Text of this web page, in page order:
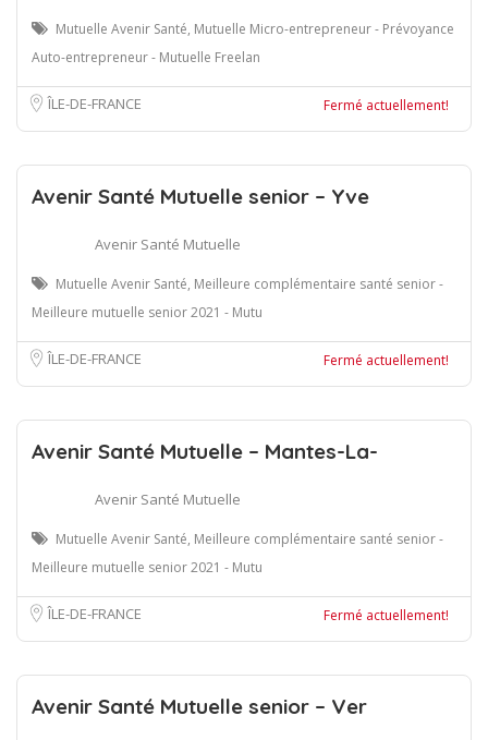
Mutuelle Avenir Santé, Mutuelle Micro-entrepreneur - Prévoyance
Auto-entrepreneur - Mutuelle Freelan
ÎLE-DE-FRANCE Fermé actuellement!
Avenir Santé Mutuelle senior – Yve
Avenir Santé Mutuelle
Mutuelle Avenir Santé, Meilleure complémentaire santé senior -
Meilleure mutuelle senior 2021 - Mutu
ÎLE-DE-FRANCE Fermé actuellement!
Avenir Santé Mutuelle – Mantes-La-
Avenir Santé Mutuelle
Mutuelle Avenir Santé, Meilleure complémentaire santé senior -
Meilleure mutuelle senior 2021 - Mutu
ÎLE-DE-FRANCE Fermé actuellement!
Avenir Santé Mutuelle senior – Ver